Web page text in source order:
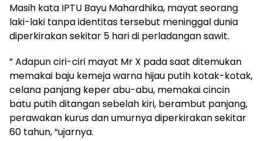
Masih kata IPTU Bayu Mahardhika, mayat seorang
laki-laki tanpa identitas tersebut meninggal dunia
diperkirakan sekitar 5 hari di perladangan sawit.
” Adapun ciri-ciri mayat Mr X pada saat ditemukan
memakai baju kemeja warna hijau putih kotak-kotak,
celana panjang keper abu-abu, memakai cincin
batu putih ditangan sebelah kiri, berambut panjang,
perawakan kurus dan umurnya diperkirakan sekitar
60 tahun, “ujarnya.